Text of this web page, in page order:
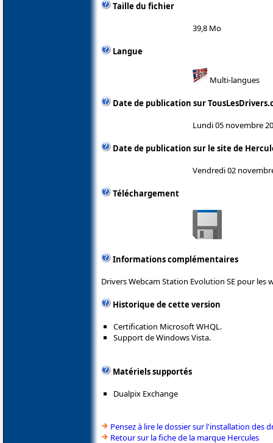
Taille du fichier
39,8 Mo
Langue
Multi-langues
Date de publication sur
Lundi 05 novembre
Date de publication sur le site de
Vendredi 02
Téléchargement
Informations complémentaires
Drivers Webcam Station Evolution SE pour les
Historique de cette version
Certification Microsoft WHQL.
Support de Windows Vista.
Matériels supportés
Dualpix Exchange
Pensez à lire le dossier sur l'installation des
Retour sur la fiche de la marque Hercules